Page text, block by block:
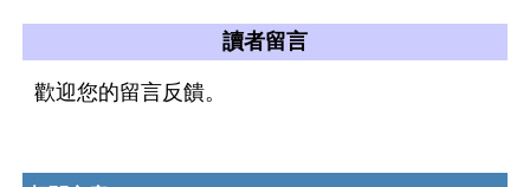
讀者留言
歡迎您的留言反饋。